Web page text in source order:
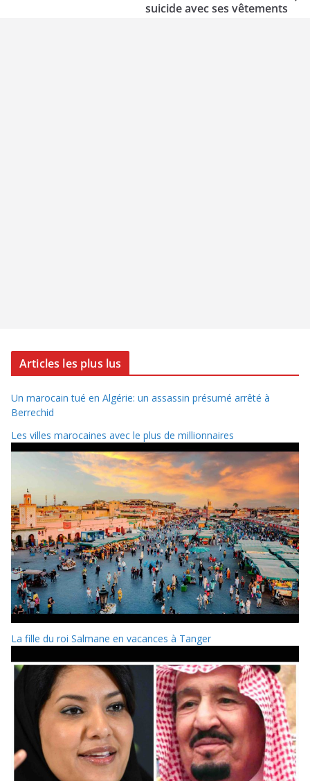
suicide avec ses vêtements
Articles les plus lus
Un marocain tué en Algérie: un assassin présumé arrêté à
Berrechid
Les villes marocaines avec le plus de millionnaires
La fille du roi Salmane en vacances à Tanger